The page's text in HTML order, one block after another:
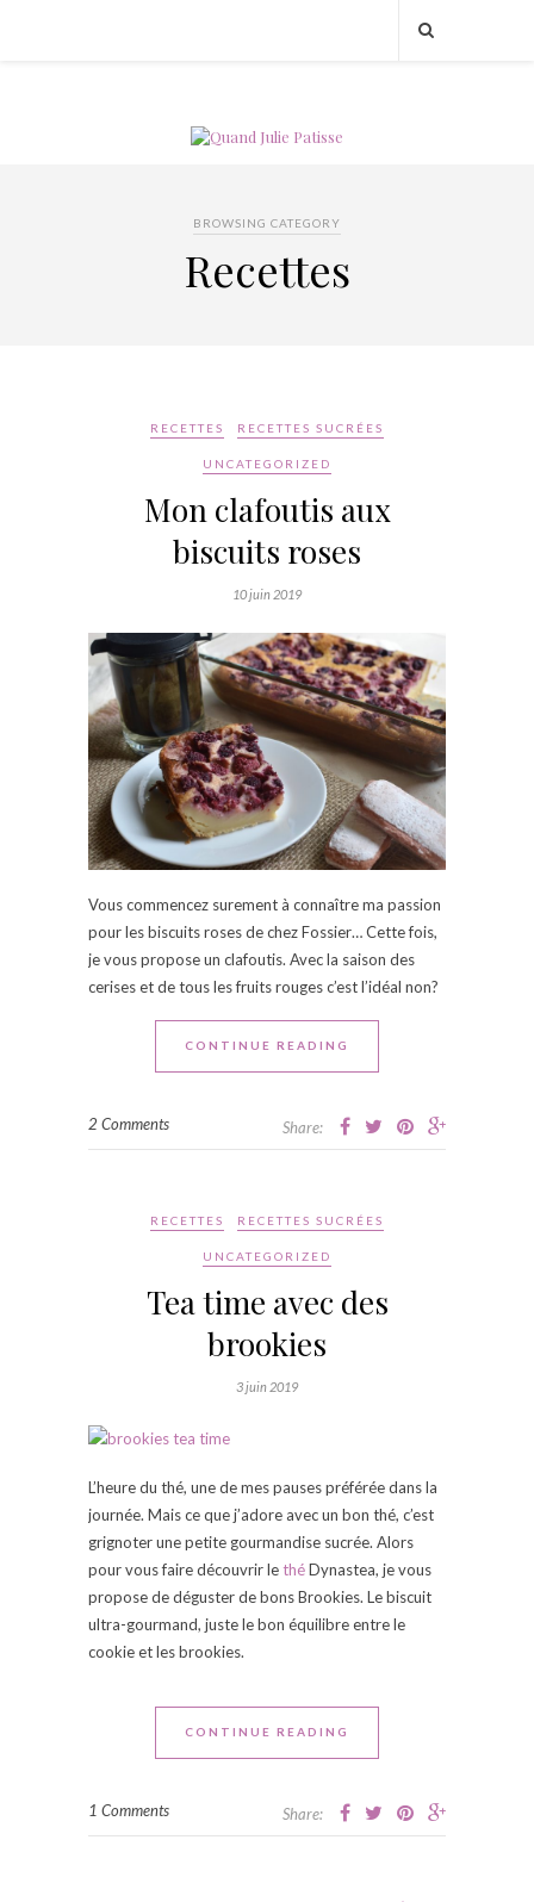
BROWSING CATEGORY
Recettes
RECETTES RECETTES SUCRÉES
UNCATEGORIZED
Mon clafoutis aux
biscuits roses
10 juin 2019
Vous commencez surement à connaître ma passion
pour les biscuits roses de chez Fossier… Cette fois,
je vous propose un clafoutis. Avec la saison des
cerises et de tous les fruits rouges c’est l’idéal non?
CONTINUE READING
2 Comments Share:
RECETTES RECETTES SUCRÉES
UNCATEGORIZED
Tea time avec des
brookies
3 juin 2019
L’heure du thé, une de mes pauses préférée dans la
journée. Mais ce que j’adore avec un bon thé, c’est
grignoter une petite gourmandise sucrée. Alors
pour vous faire découvrir lethéDynastea, je vous
propose de déguster de bons Brookies. Le biscuit
ultra-gourmand, juste le bon équilibre entre le
cookie et les brookies.
CONTINUE READING
1 Comments Share: